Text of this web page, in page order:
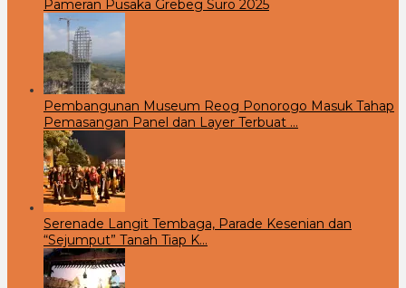
Pameran Pusaka Grebeg Suro 2025
Pembangunan Museum Reog Ponorogo Masuk Tahap
Pemasangan Panel dan Layer Terbuat …
Serenade Langit Tembaga, Parade Kesenian dan
“Sejumput” Tanah Tiap K…